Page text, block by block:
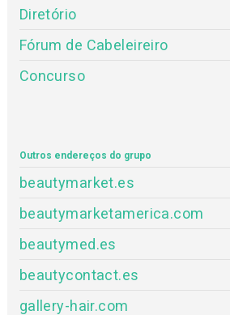
Diretório
Fórum de Cabeleireiro
Concurso
Outros endereços do grupo
beautymarket.es
beautymarketamerica.com
beautymed.es
beautycontact.es
gallery-hair.com